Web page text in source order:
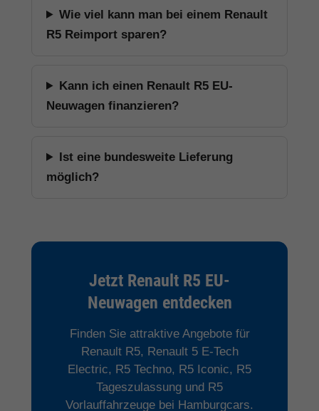
Wie viel kann man bei einem Renault
R5 Reimport sparen?
Kann ich einen Renault R5 EU-
Neuwagen finanzieren?
Ist eine bundesweite Lieferung
möglich?
Jetzt Renault R5 EU-
Neuwagen entdecken
Finden Sie attraktive Angebote für
Renault R5, Renault 5 E-Tech
Electric, R5 Techno, R5 Iconic, R5
Tageszulassung und R5
Vorlauffahrzeuge bei Hamburgcars.